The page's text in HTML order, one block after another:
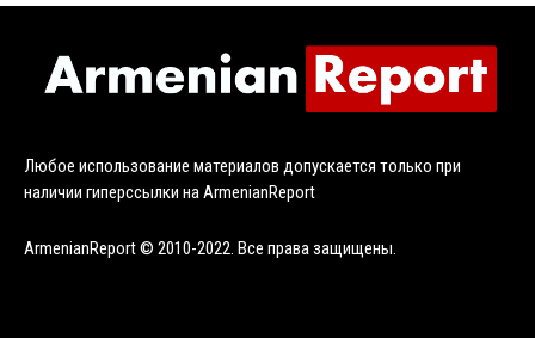
Любое использование материалов допускается только при
наличии гиперссылки на ArmenianReport
ArmenianReport © 2010-2022. Все права защищены.